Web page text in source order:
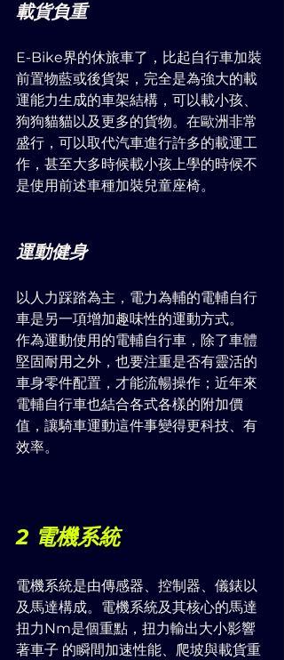
載貨負重
E-Bike界的休旅車了，比起自行車加裝
前置物藍或後貨架，完全是為強大的載
運能力生成的車架結構，可以載小孩、
狗狗貓貓以及更多的貨物。在歐洲非常
盛行，可以取代汽車進行許多的載運工
作，甚至大多時候載小孩上學的時候不
是使用前述車種加裝兒童座椅。
運動健身
以人力踩踏為主，電力為輔的電輔自行
車是另一項增加趣味性的運動方式。
作為運動使用的電輔自行車，除了車體
堅固耐用之外，也要注重是否有靈活的
車身零件配置，才能流暢操作；近年來
電輔自行車也結合各式各樣的附加價
值 ，讓騎車運動這件事變得更科技、有
效率。
2 電機系統
電機系統是由傳感器、控制器、儀錶以
及馬達構成。電機系統及其核心的馬達
扭力Nm是個重點，扭力輸出大小影響
著車子 的瞬間加速性能、爬坡與載貨重